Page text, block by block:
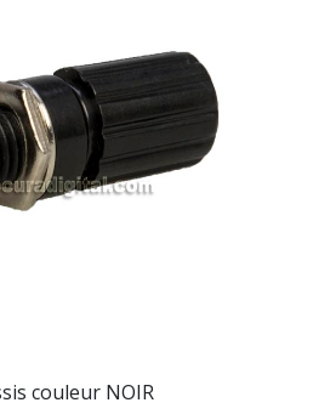
couleur NOIR